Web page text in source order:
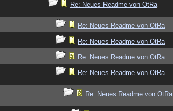
Re: Neues Readme von OtRa
Re: Neues Readme von OtRa
Re: Neues Readme von OtRa
Re: Neues Readme von OtRa
Re: Neues Readme von OtRa
Re: Neues Readme von OtRa